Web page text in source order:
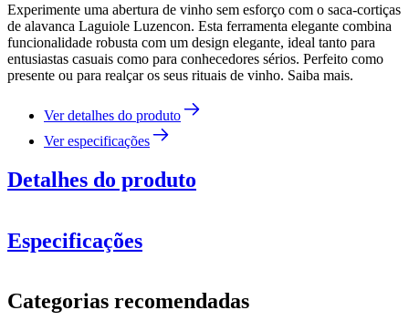
Experimente uma abertura de vinho sem esforço com o saca-cortiças
de alavanca Laguiole Luzencon. Esta ferramenta elegante combina
funcionalidade robusta com um design elegante, ideal tanto para
entusiastas casuais como para conhecedores sérios. Perfeito como
presente ou para realçar os seus rituais de vinho. Saiba mais.
Ver detalhes do produto
Ver especificações
Detalhes do produto
Especificações
Número do produto40-268-570
Categorias recomendadas